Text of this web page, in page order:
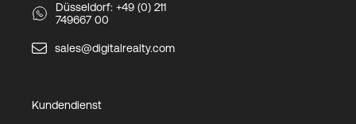
Düsseldorf: +49 (0) 211
749667 00
sales@digitalrealty.com
Kundendienst